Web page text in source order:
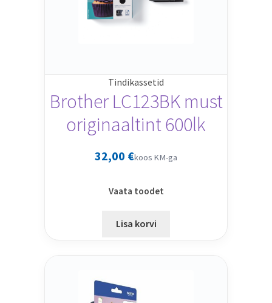
Tindikassetid
Brother LC123BK must
originaaltint 600lk
32,00 €koos KM-ga
Vaata toodet
Lisa korvi